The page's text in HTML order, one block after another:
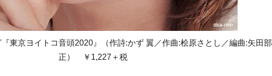
東京ヨイトコ音頭2020』（作詩:かず 翼／作曲:桧原さとし／編曲:矢田部
正） ￥1,227＋税